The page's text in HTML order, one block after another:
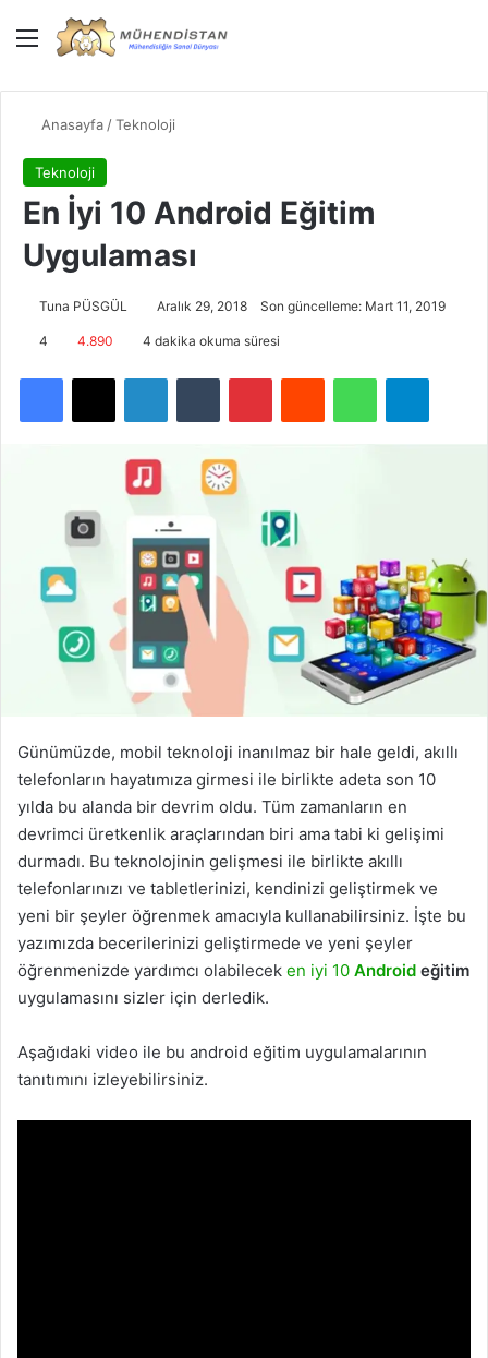
Menü
Anasayfa /Teknoloji
Teknoloji
En İyi 10 Android Eğitim
Uygulaması
Tuna PÜSGÜL Aralık 29, 2018 Son güncelleme: Mart 11, 2019
4 4.890 4 dakika okuma süresi
Facebook
X LinkedInTumblr PinterestReddit WhatsApp
Günümüzde, mobil teknoloji inanılmaz bir hale geldi, akıllı
telefonların hayatımıza girmesi ile birlikte adeta son 10
yılda bu alanda bir devrim oldu. Tüm zamanların en
devrimci üretkenlik araçlarından biri ama tabi ki gelişimi
durmadı. Bu teknolojinin gelişmesi ile birlikte akıllı
telefonlarınızı ve tabletlerinizi, kendinizi geliştirmek ve
yeni bir şeyler öğrenmek amacıyla kullanabilirsiniz. İşte bu
yazımızda becerilerinizi geliştirmede ve yeni şeyler
öğrenmenizde yardımcı olabilecek en iyi 10 Android eğitim
uygulamasını sizler için derledik.
Aşağıdaki video ile bu android eğitim uygulamalarının
tanıtımını izleyebilirsiniz.